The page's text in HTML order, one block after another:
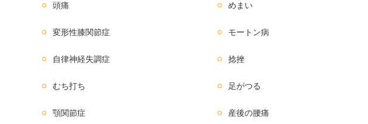
頭痛 めまい
変形性膝関節症 モートン病
自律神経失調症 捻挫
むち打ち 足がつる
顎関節症 産後の腰痛